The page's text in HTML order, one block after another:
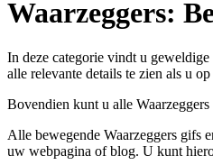
Waarzeggers:
In deze categorie vindt u
alle relevante details te zien als u
Bovendien kunt u alle
Alle bewegende Waarzeggers gifs
uw webpagina of blog. U kunt